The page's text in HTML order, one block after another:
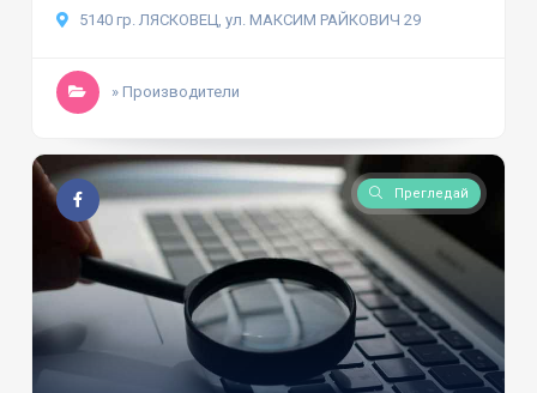
5140 гр. ЛЯСКОВЕЦ, ул. МАКСИМ РАЙКОВИЧ 29
» Производители
Прегледай